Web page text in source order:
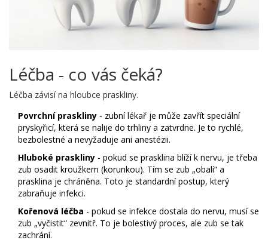
Léčba - co vás čeká?
Léčba závisí na hloubce praskliny.
Povrchní praskliny - zubní lékař je může zavřít speciální
pryskyřicí, která se nalije do trhliny a zatvrdne. Je to rychlé,
bezbolestné a nevyžaduje ani anestézii.
Hluboké praskliny - pokud se prasklina blíží k nervu, je třeba
zub osadit kroužkem (korunkou). Tím se zub „obalí“ a
prasklina je chráněna. Toto je standardní postup, který
zabraňuje infekci.
Kořenová léčba - pokud se infekce dostala do nervu, musí se
zub „vyčistit“ zevnitř. To je bolestivý proces, ale zub se tak
zachrání.